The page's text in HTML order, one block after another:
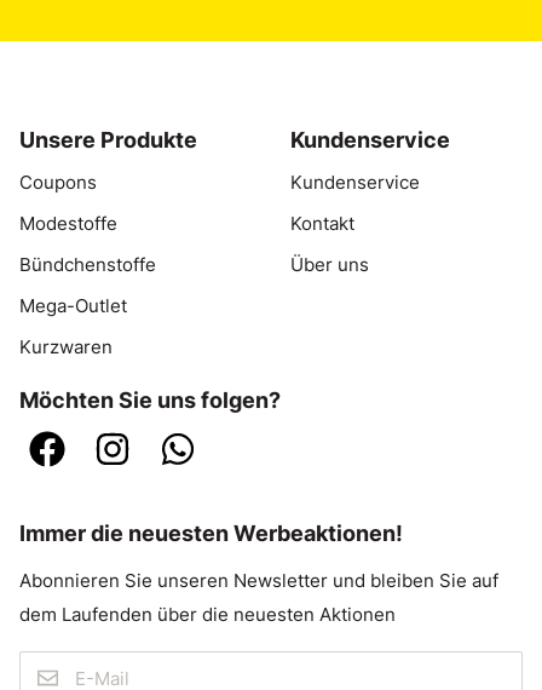
Unsere Produkte
Coupons
Modestoffe
Bündchenstoffe
Mega-Outlet
Kurzwaren
Kundenservice
Kundenservice
Kontakt
Über uns
Möchten Sie uns folgen?
Immer die neuesten Werbeaktionen!
Abonnieren Sie unseren Newsletter und bleiben Sie auf
dem Laufenden über die neuesten Aktionen